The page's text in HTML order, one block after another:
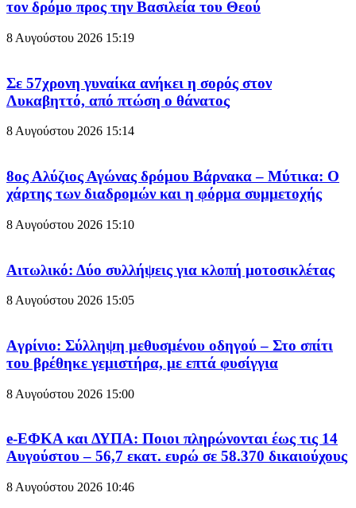
τον δρόμο προς την Βασιλεία του Θεού
8 Αυγούστου 2026 15:19
Σε 57χρονη γυναίκα ανήκει η σορός στον
Λυκαβηττό, από πτώση ο θάνατος
8 Αυγούστου 2026 15:14
8ος Αλύζιος Αγώνας δρόμου Βάρνακα – Μύτικα: Ο
χάρτης των διαδρομών και η φόρμα συμμετοχής
8 Αυγούστου 2026 15:10
Aιτωλικό: Δύο συλλήψεις για κλοπή μοτοσικλέτας
8 Αυγούστου 2026 15:05
Aγρίνιο: Σύλληψη μεθυσμένου οδηγού – Στο σπίτι
του βρέθηκε γεμιστήρα, με επτά φυσίγγια
8 Αυγούστου 2026 15:00
e-ΕΦΚΑ και ΔΥΠΑ: Ποιοι πληρώνονται έως τις 14
Αυγούστου – 56,7 εκατ. ευρώ σε 58.370 δικαιούχους
8 Αυγούστου 2026 10:46